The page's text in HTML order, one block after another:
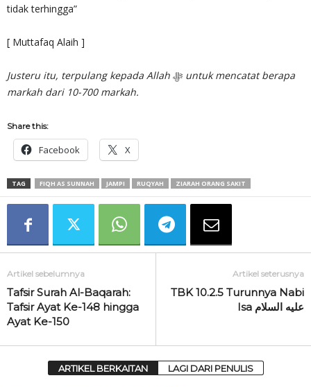
tidak terhingga”
[ Muttafaq Alaih ]
Justeru itu, terpulang kepada Allah
untuk mencatat berapa
markah dari 10-700 markah.
Share this:
Facebook X
TAG FIQH AS SUNNAH JAMPI RUQYAH ZIARAH ORANG SAKIT
Artikel sebelumnya
Tafsir Surah Al-Baqarah:
Tafsir Ayat Ke-148 hingga
Ayat Ke-150
Artikel seterusnya
TBK 10.2.5 Turunnya Nabi
Isa عليه السلام
ARTIKEL BERKAITAN LAGI DARI PENULIS